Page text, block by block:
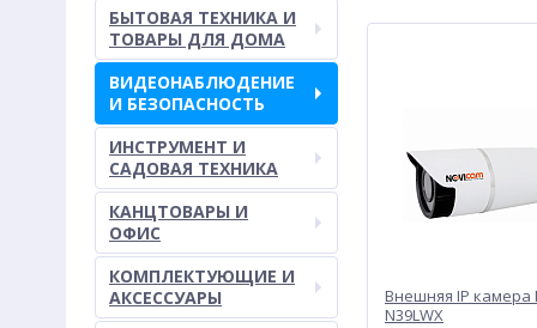
БЫТОВАЯ ТЕХНИКА И
ТОВАРЫ ДЛЯ ДОМА
ВИДЕОНАБЛЮДЕНИЕ
И БЕЗОПАСНОСТЬ
ИНСТРУМЕНТ И
САДОВАЯ ТЕХНИКА
КАНЦТОВАРЫ И
ОФИС
КОМПЛЕКТУЮЩИЕ И
АКСЕССУАРЫ
Внешняя IP камера
N39LWX